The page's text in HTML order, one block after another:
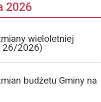
2026
wieloletniej
26/2026)
budżetu Gminy na